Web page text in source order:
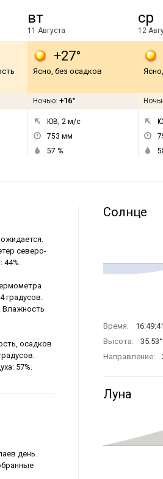
вт
11 Августа
+27°
Ясно, без осадков
Ночью: +16°
ЮВ, 2 м/с
753 мм
57 %
ср
12
северо-
44%.
градусов.
Влажность
осадков
57%.
день.
Солнце
Время:
16:49:41
Высота:
35.53°
Направление:
Луна